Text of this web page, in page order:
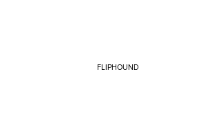
FLIPHOUND